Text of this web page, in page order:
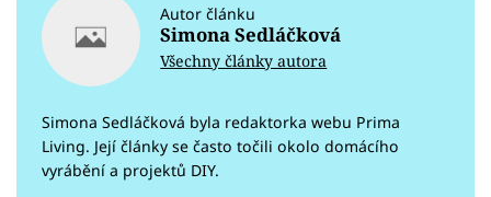
Autor článku
Simona Sedláčková
Všechny články autora
Simona Sedláčková byla redaktorka webu Prima
Living. Její články se často točili okolo domácího
vyrábění a projektů DIY.